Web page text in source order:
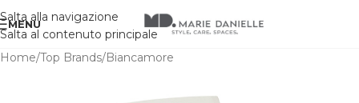
Salta alla navigazione
Salta al contenuto principale
MENU
Home/Top Brands/Biancamore